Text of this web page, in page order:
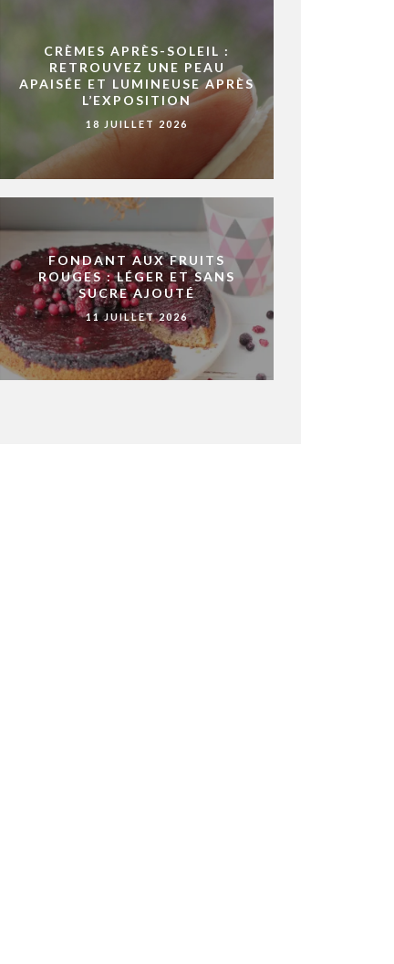
CRÈMES APRÈS-SOLEIL :
RETROUVEZ UNE PEAU
APAISÉE ET LUMINEUSE APRÈS
L’EXPOSITION
18 JUILLET 2026
FONDANT AUX FRUITS
ROUGES : LÉGER ET SANS
SUCRE AJOUTÉ
11 JUILLET 2026